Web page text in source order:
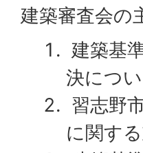
建築審査会の
建築基
決につい
習志野
に関す